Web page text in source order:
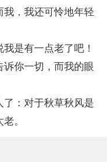
，我还可怜地年轻
是有一点老了吧！
你一切，而我的眼
：对于秋草秋风是
。